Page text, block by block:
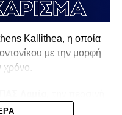
Kallithea, η οποία
με την μορφή
χρόνο.
απολογισμό 20